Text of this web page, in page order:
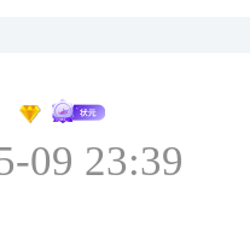
09 23:39